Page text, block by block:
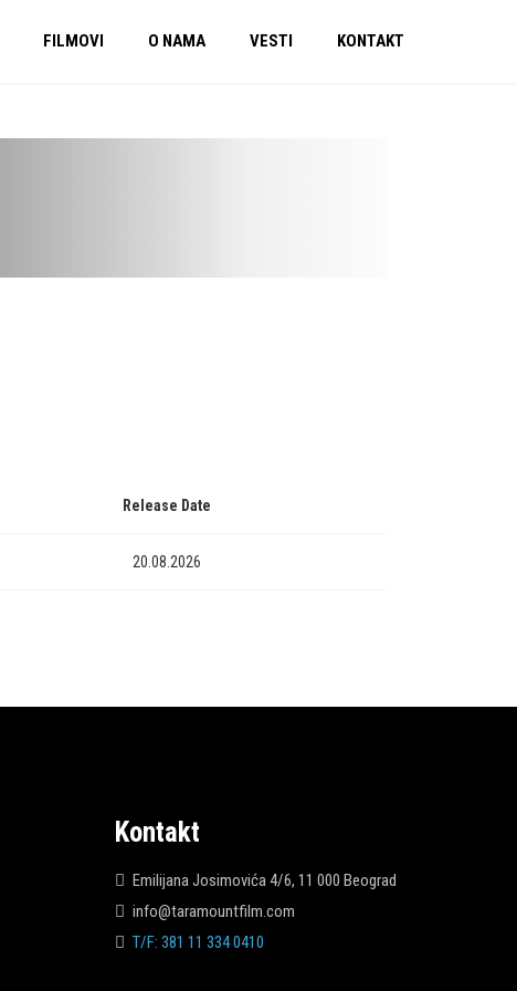
FILMOVI O NAMA VESTI KONTAKT
Release Date
20.08.2026
Kontakt
Emilijana Josimovića 4/6, 11 000 Beograd
info@taramountfilm.com
T/F: 381 11 334 0410